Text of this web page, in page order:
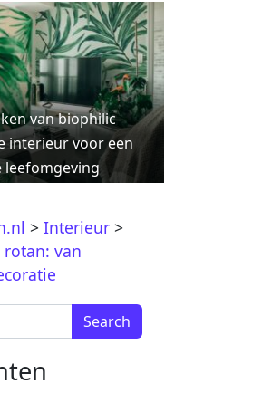
van biophilic
interieur voor een
leefomgeving
> Interieur >
van